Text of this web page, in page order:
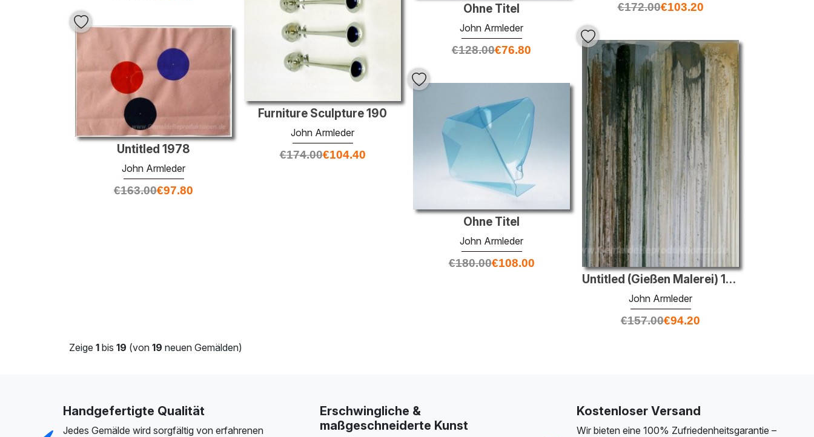
€172.00€103.20
Ohne Titel
John Armleder
€128.00€76.80
Furniture Sculpture 190
John Armleder
€174.00€104.40
Untitled 1978
John Armleder
€163.00€97.80
Untitled (Gießen Malerei) 1991
John Armleder
€157.00€94.20
Ohne Titel
John Armleder
€180.00€108.00
Zeige 1 bis 19 (von 19 neuen Gemälden)
Handgefertigte Qualität
Jedes Gemälde wird sorgfältig von erfahrenen
Erschwingliche &
maßgeschneiderte Kunst
Kostenloser Versand
Wir bieten eine 100% Zufriedenheitsgarantie –